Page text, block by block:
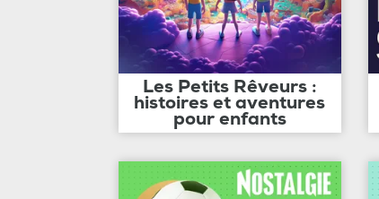
Les Petits Rêveurs :
histoires et aventures
pour enfants